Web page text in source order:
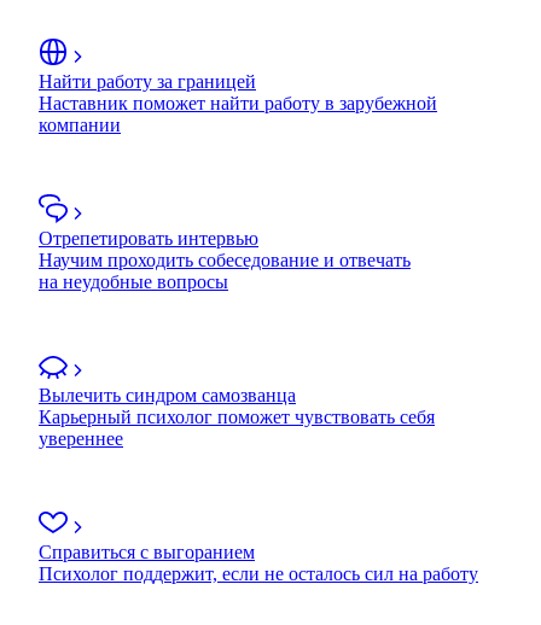
Найти работу за границей
Наставник поможет найти работу в зарубежной
компании
Отрепетировать интервью
Научим проходить собеседование и отвечать
на неудобные вопросы
Вылечить синдром самозванца
Карьерный психолог поможет чувствовать себя
увереннее
Справиться с выгоранием
Психолог поддержит, если не осталось сил на работу